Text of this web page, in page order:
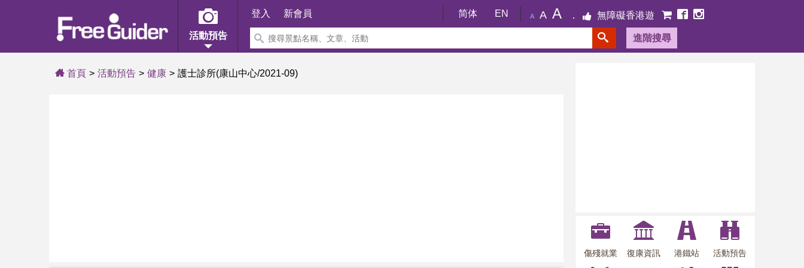
活動預告
登入 新會員 简体 EN A A A 無障礙香港遊
進階搜尋
首頁 活動預告 健康 護士診所(康山中心/2021-09)
傷殘就業 復康資訊 港鐵站 活動預告